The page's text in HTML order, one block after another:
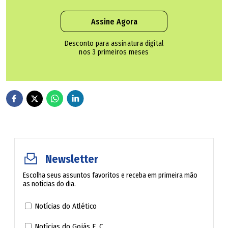
usavam o termo, empregando a expressão "idade crítica"
para se referir ao término da menstruação. Cresceram-lhe,
é verdade, os bigodes, o que por um lado considerou bom,
já que com mulher de bigode nem o diabo pode.
a mulher a servir à natureza -- o tal desejo reprodutivo
disfarçado de amor -- estava pronta a servir à sociedade.
somente os cavalheiros podiam ocupar-se, pois foi
abatida antes por uma febre pulmonar, já que não podia
descoberta.
Assine Agora
Desconto para assinatura digital
nos 3 primeiros meses
Newsletter
Escolha seus assuntos favoritos e receba em primeira mão
as notícias do dia.
Notícias do Atlético